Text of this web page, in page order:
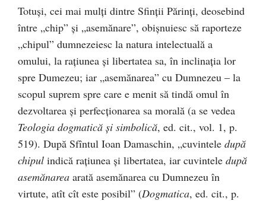
Totuși, cei mai mulți dintre Sfinții Părinți, deosebind
între „chip” și „asemănare”, obișnuiesc să raporteze
„chipul” dumnezeiesc la natura intelectuală a
omului, la rațiunea și libertatea sa, în inclinația lor
spre Dumezeu; iar „asemănarea” cu Dumnezeu – la
scopul suprem spre care e menit să tindă omul în
dezvoltarea și perfecționarea sa morală (a se vedea
Teologia dogmatică și simbolică, ed. cit., vol. 1, p.
519). După Sfîntul Ioan Damaschin, „cuvintele după
chipul indică rațiunea și libertatea, iar cuvintele după
asemănarea arată asemănarea cu Dumnezeu în
virtute, atît cît este posibil” (Dogmatica, ed. cit., p.